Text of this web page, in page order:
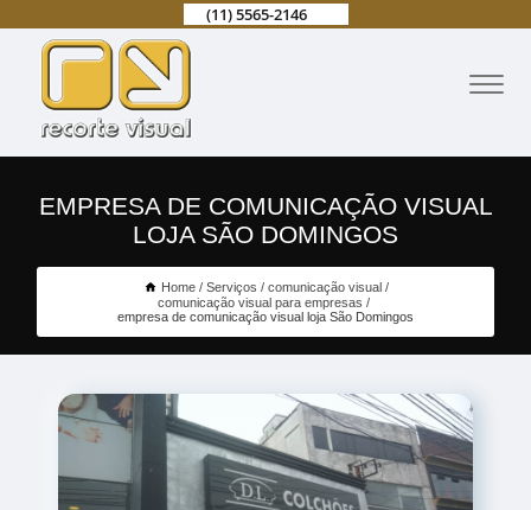
(11) 5565-2146
EMPRESA DE COMUNICAÇÃO VISUAL
LOJA SÃO DOMINGOS
Home Serviços
comunicação visual
comunicação visual para empresas
empresa de comunicação visual loja São Domingos